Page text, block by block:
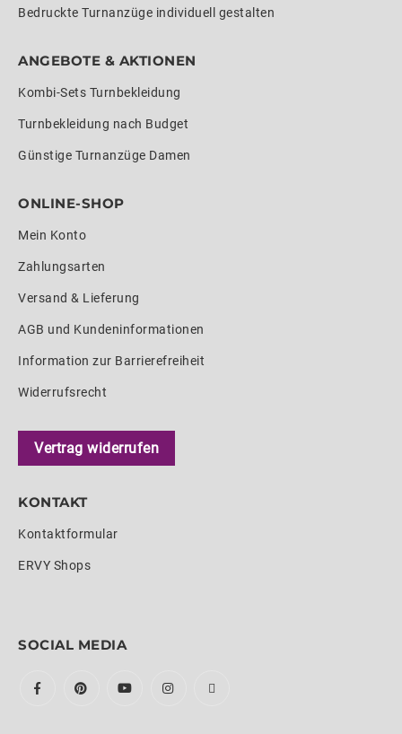
Bedruckte Turnanzüge individuell gestalten
ANGEBOTE & AKTIONEN
Kombi-Sets Turnbekleidung
Turnbekleidung nach Budget
Günstige Turnanzüge Damen
ONLINE-SHOP
Mein Konto
Zahlungsarten
Versand & Lieferung
AGB und Kundeninformationen
Information zur Barrierefreiheit
Widerrufsrecht
Vertrag widerrufen
KONTAKT
Kontaktformular
ERVY Shops
SOCIAL MEDIA